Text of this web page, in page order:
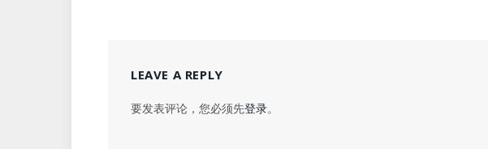
LEAVE A REPLY
要发表评论，您必须先登录。